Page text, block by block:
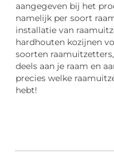
aangegeven bij het
namelijk per soort
installatie van
hardhouten kozijnen
soorten
deels aan je raam en
precies welke
hebt!